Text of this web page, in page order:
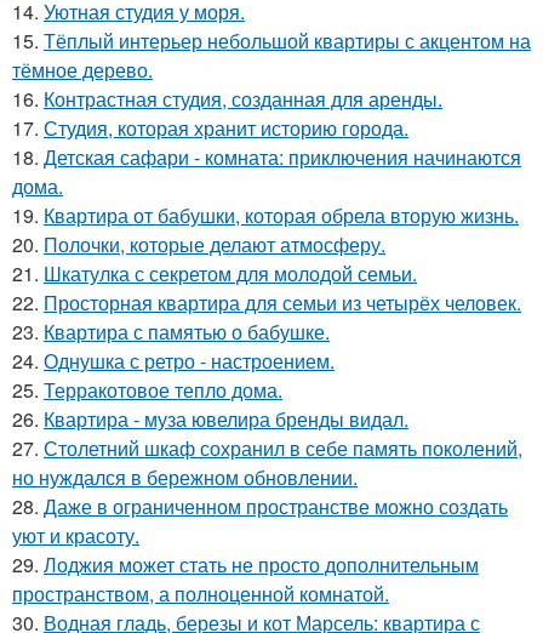
14. Уютная студия у моря.
15. Тёплый интерьер небольшой квартиры с акцентом на
тёмное дерево.
16. Контрастная студия, созданная для аренды.
17. Студия, которая хранит историю города.
18. Детская сафари - комната: приключения начинаются
дома.
19. Квартира от бабушки, которая обрела вторую жизнь.
20. Полочки, которые делают атмосферу.
21. Шкатулка с секретом для молодой семьи.
22. Просторная квартира для семьи из четырёх человек.
23. Квартира с памятью о бабушке.
24. Однушка с ретро - настроением.
25. Терракотовое тепло дома.
26. Квартира - муза ювелира бренды видал.
27. Столетний шкаф сохранил в себе память поколений,
но нуждался в бережном обновлении.
28. Даже в ограниченном пространстве можно создать
уют и красоту.
29. Лоджия может стать не просто дополнительным
пространством, а полноценной комнатой.
30. Водная гладь, березы и кот Марсель: квартира с